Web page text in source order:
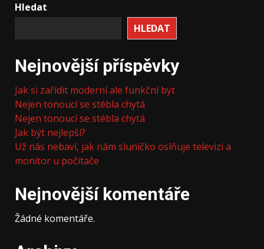
Hledat
HLEDAT
Nejnovější příspěvky
Jak si zařídit moderní ale funkční byt
Nejen tonoucí se stébla chytá
Nejen tonoucí se stébla chytá
Jak být nejlepší?
Už nás nebaví, jak nám sluníčko oslňuje televizi a
monitor u počítače
Nejnovější komentáře
Žádné komentáře.